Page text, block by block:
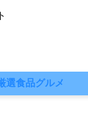
選食品グルメ